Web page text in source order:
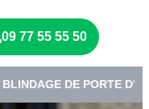
09 77 55 55 50
D'ENTRÉE •